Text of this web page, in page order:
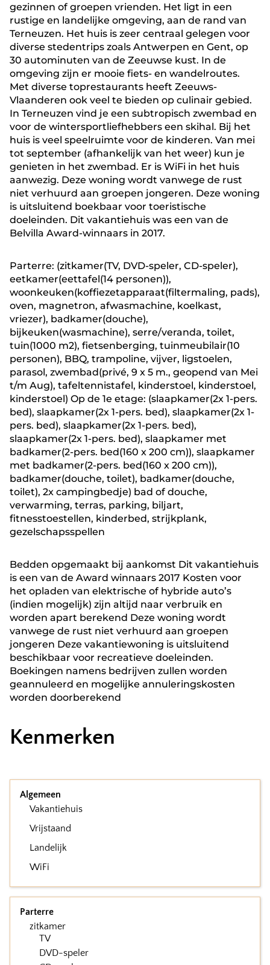
gezinnen of groepen vrienden. Het ligt in een
rustige en landelijke omgeving, aan de rand van
Terneuzen. Het huis is zeer centraal gelegen voor
diverse stedentrips zoals Antwerpen en Gent, op
30 autominuten van de Zeeuwse kust. In de
omgeving zijn er mooie fiets- en wandelroutes.
Met diverse toprestaurants heeft Zeeuws-
Vlaanderen ook veel te bieden op culinair gebied.
In Terneuzen vind je een subtropisch zwembad en
voor de wintersportliefhebbers een skihal. Bij het
huis is veel speelruimte voor de kinderen. Van mei
tot september (afhankelijk van het weer) kun je
genieten in het zwembad. Er is WiFi in het huis
aanwezig. Deze woning wordt vanwege de rust
niet verhuurd aan groepen jongeren. Deze woning
is uitsluitend boekbaar voor toeristische
doeleinden. Dit vakantiehuis was een van de
Belvilla Award-winnaars in 2017.
Parterre: (zitkamer(TV, DVD-speler, CD-speler),
eetkamer(eettafel(14 personen)),
woonkeuken(koffiezetapparaat(filtermaling, pads),
oven, magnetron, afwasmachine, koelkast,
vriezer), badkamer(douche),
bijkeuken(wasmachine), serre/veranda, toilet,
tuin(1000 m2), fietsenberging, tuinmeubilair(10
personen), BBQ, trampoline, vijver, ligstoelen,
parasol, zwembad(privé, 9 x 5 m., geopend van Mei
t/m Aug), tafeltennistafel, kinderstoel, kinderstoel,
kinderstoel) Op de 1e etage: (slaapkamer(2x 1-pers.
bed), slaapkamer(2x 1-pers. bed), slaapkamer(2x 1-
pers. bed), slaapkamer(2x 1-pers. bed),
slaapkamer(2x 1-pers. bed), slaapkamer met
badkamer(2-pers. bed(160 x 200 cm)), slaapkamer
met badkamer(2-pers. bed(160 x 200 cm)),
badkamer(douche, toilet), badkamer(douche,
toilet), 2x campingbedje) bad of douche,
verwarming, terras, parking, biljart,
fitnesstoestellen, kinderbed, strijkplank,
gezelschapsspellen
Bedden opgemaakt bij aankomst Dit vakantiehuis
is een van de Award winnaars 2017 Kosten voor
het opladen van elektrische of hybride auto’s
(indien mogelijk) zijn altijd naar verbruik en
worden apart berekend Deze woning wordt
vanwege de rust niet verhuurd aan groepen
jongeren Deze vakantiewoning is uitsluitend
beschikbaar voor recreatieve doeleinden.
Boekingen namens bedrijven zullen worden
geannuleerd en mogelijke annuleringskosten
worden doorberekend
Kenmerken
Algemeen
Vakantiehuis
Vrijstaand
Landelijk
WiFi
Parterre
zitkamer
TV
DVD-speler